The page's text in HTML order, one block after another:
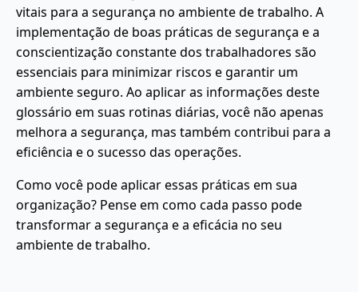
vitais para a segurança no ambiente de trabalho. A
implementação de boas práticas de segurança e a
conscientização constante dos trabalhadores são
essenciais para minimizar riscos e garantir um
ambiente seguro. Ao aplicar as informações deste
glossário em suas rotinas diárias, você não apenas
melhora a segurança, mas também contribui para a
eficiência e o sucesso das operações.
Como você pode aplicar essas práticas em sua
organização? Pense em como cada passo pode
transformar a segurança e a eficácia no seu
ambiente de trabalho.